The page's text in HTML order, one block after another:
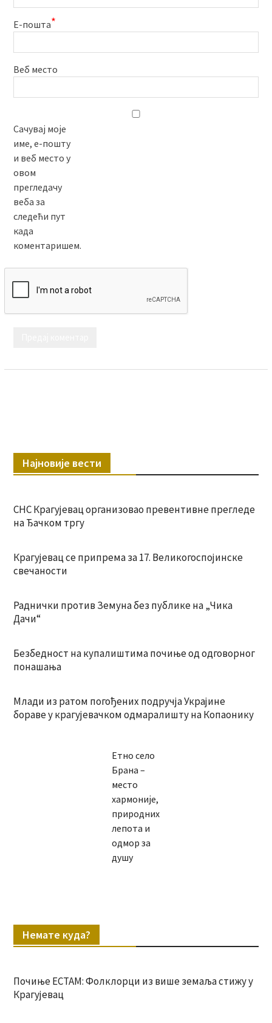
Е-пошта*
Веб место
Сачувај моје
име, е-пошту
и веб место у
овом
прегледачу
веба за
следећи пут
када
коментаришем.
Најновије вести
СНС Крагујевац организовао превентивне прегледе
на Ђачком тргу
Крагујевац се припрема за 17. Великогоспојинске
свечаности
Раднички против Земуна без публике на „Чика
Дачи“
Безбедност на купалиштима почиње од одговорног
понашања
Млади из ратом погођених подручја Украјине
бораве у крагујевачком одмаралишту на Копаонику
Етно село
Брана –
место
хармоније,
природних
лепота и
одмор за
душу
Немате куда?
Почиње ЕСТАМ: Фолклорци из више земаља стижу у
Крагујевац